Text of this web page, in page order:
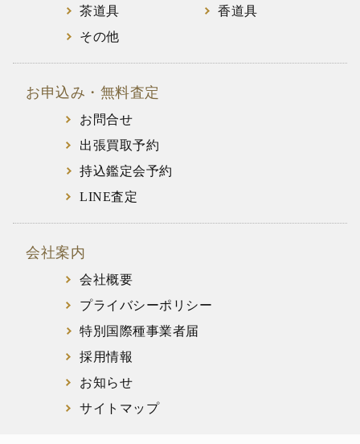
茶道具
香道具
その他
お申込み・無料査定
お問合せ
出張買取予約
持込鑑定会予約
LINE査定
会社案内
会社概要
プライバシーポリシー
特別国際種事業者届
採用情報
お知らせ
サイトマップ